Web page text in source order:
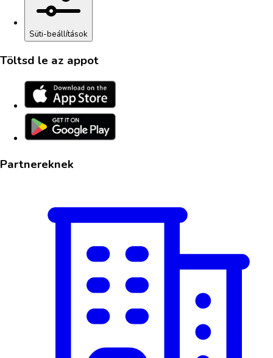
Süti-beállítások
Töltsd le az appot
Partnereknek